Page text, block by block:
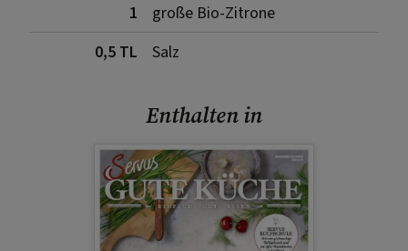
1
große Bio-Zitrone
0,5 TL
Salz
Enthalten in